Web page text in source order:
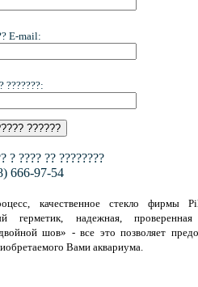
E-mail:
???????:
? ???? ?? ????????
666-97-54
качественное стекло фирмы
герметик, надежная,
шов» - все это позволяет
Вами аквариума.